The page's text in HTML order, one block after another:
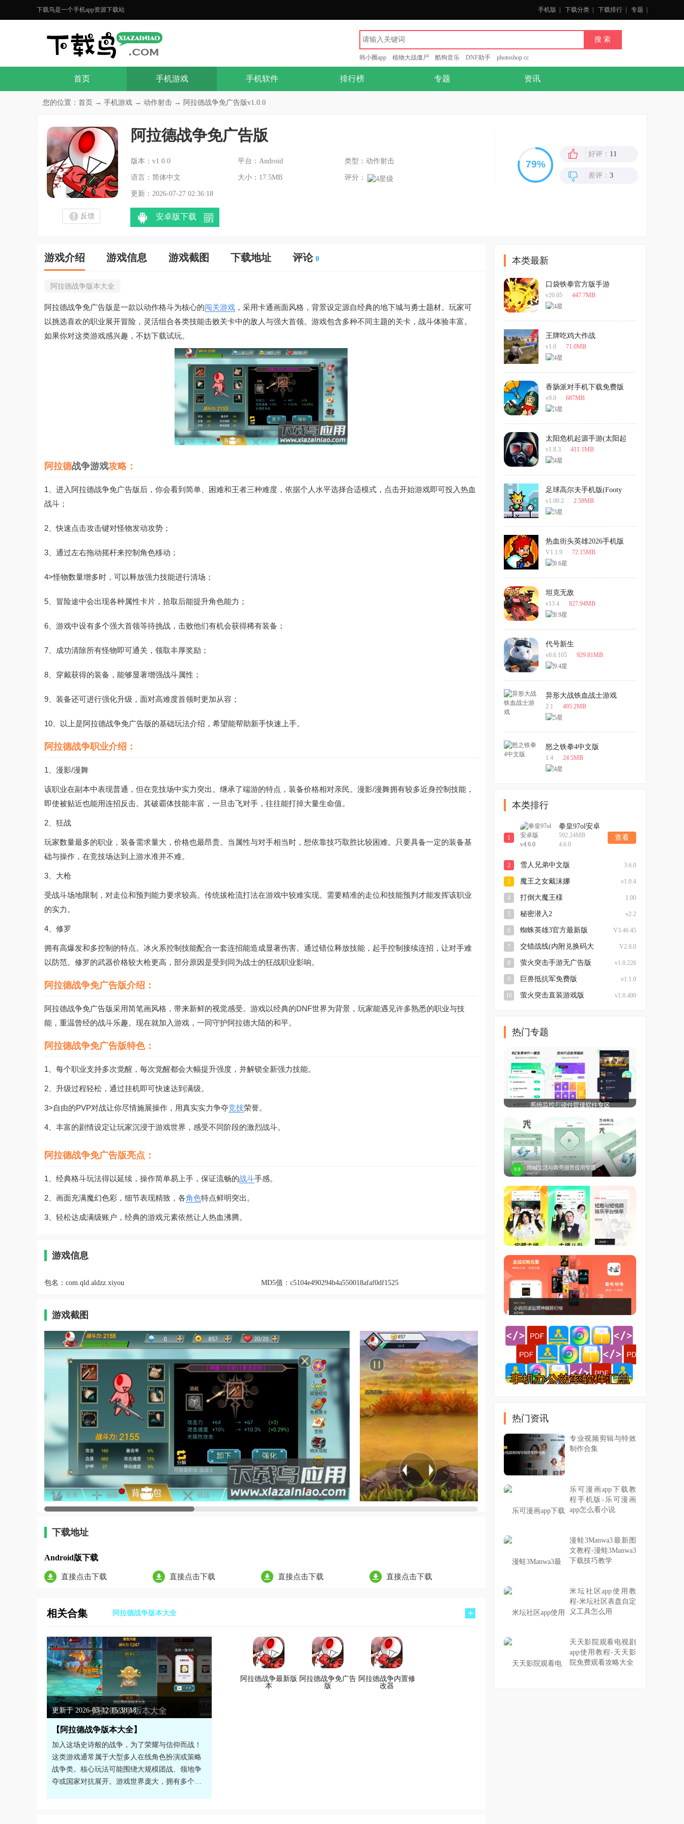
下载鸟是一个手机app资源下载站 手机版 下载分类 下载排行 专题
韩小圈app 植物大战僵尸 酷狗音乐 DNF助手 photoshop cc
首页 手机游戏 手机软件 排行榜 专题 资讯
您的位置： 首页 → 手机游戏 → 动作射击 → 阿拉德战争免广告版v1.0.0
阿拉德战争免广告版
版本：v1.0.0 平台：Android 类型：动作射击
语言：简体中文 大小：17.5MB 评分：
更新：2026-07-27 02:36:18
反馈 安卓版下载
好评： 11
差评： 3
游戏介绍 游戏信息 游戏截图 下载地址 评论 0
阿拉德战争版本大全
阿拉德战争免广告版是一款以动作格斗为核心的闯关游戏 ，采用卡通画面风格，背景设定源自经典的地下城与勇士题材。玩家可
以挑选喜欢的职业展开冒险，灵活组合各类技能击败关卡中的敌人与强大首领。游戏包含多种不同主题的关卡，战斗体验丰富。
如果你对这类游戏感兴趣，不妨下载试玩。
阿拉德战争游戏攻略：
1、进入阿拉德战争免广告版后，你会看到简单、困难和王者三种难度，依据个人水平选择合适模式，点击开始游戏即可投入热血
战斗；
2、快速点击攻击键对怪物发动攻势；
3、通过左右拖动摇杆来控制角色移动；
4>怪物数量增多时，可以释放强力技能进行清场；
5、冒险途中会出现各种属性卡片，拾取后能提升角色能力；
6、游戏中设有多个强大首领等待挑战，击败他们有机会获得稀有装备；
7、成功清除所有怪物即可通关，领取丰厚奖励；
8、穿戴获得的装备，能够显著增强战斗属性；
9、装备还可进行强化升级，面对高难度首领时更加从容；
10、以上是阿拉德战争免广告版的基础玩法介绍，希望能帮助新手快速上手。
阿拉德战争职业介绍：
1、漫影/漫舞
该职业在副本中表现普通，但在竞技场中实力突出。继承了端游的特点，装备价格相对亲民。漫影/漫舞拥有较多近身控制技能，
即使被贴近也能用连招反击。其破霸体技能丰富，一旦击飞对手，往往能打掉大量生命值。
2、狂战
玩家数量最多的职业，装备需求量大，价格也最昂贵。当属性与对手相当时，想依靠技巧取胜比较困难。只要具备一定的装备基
础与操作，在竞技场达到上游水准并不难。
3、大枪
受战斗场地限制，对走位和预判能力要求较高。传统拔枪流打法在游戏中较难实现。需要精准的走位和技能预判才能发挥该职业
的实力。
4、修罗
拥有高爆发和多控制的特点。冰火系控制技能配合一套连招能造成显著伤害。通过错位释放技能，起手控制接续连招，让对手难
以防范。修罗的武器价格较大枪更高，部分原因是受到同为战士的狂战职业影响。
阿拉德战争免广告版介绍：
阿拉德战争免广告版采用简笔画风格，带来新鲜的视觉感受。游戏以经典的DNF世界为背景，玩家能遇见许多熟悉的职业与技
能，重温曾经的战斗乐趣。现在就加入游戏，一同守护阿拉德大陆的和平。
阿拉德战争免广告版特色：
1、每个职业支持多次觉醒，每次觉醒都会大幅提升强度，并解锁全新强力技能。
2、升级过程轻松，通过挂机即可快速达到满级。
3>自由的PVP对战让你尽情施展操作，用真实实力争夺竞技荣誉。
4、丰富的剧情设定让玩家沉浸于游戏世界，感受不同阶段的激烈战斗。
阿拉德战争免广告版亮点：
1、经典格斗玩法得以延续，操作简单易上手，保证流畅的战斗手感。
2、画面充满魔幻色彩，细节表现精致，各角色特点鲜明突出。
3、轻松达成满级账户，经典的游戏元素依然让人热血沸腾。
游戏信息
包名： com.qld.aldzz.xiyou MD5值： c5104e490294b4a550018afaf0df1525
游戏截图
下载地址
Android版下载
直接点击下载 直接点击下载 直接点击下载 直接点击下载
相关合集 阿拉德战争版本大全 +
更新于 2026-03-12 15:38:18
【阿拉德战争版本大全】
加入这场史诗般的战争，为了荣耀与信仰而战！
这类游戏通常属于大型多人在线角色扮演或策略
战争类。核心玩法可能围绕大规模团战、领地争
夺或国家对抗展开。游戏世界庞大，拥有多个阵
阿拉德战争最新版
本
阿拉德战争免广告
版
阿拉德战争内置修
改器
本类最新
口袋铁拳官方版手游
v20.05 447.7MB
王牌吃鸡大作战
v1.0 71.0MB
香肠派对手机下载免费版
v9.0 687MB
太阳危机起源手游(太阳起
源)
v1.8.3 411.1MB
足球高尔夫手机版(Footy
Golf)
v1.00.2 2.59MB
热血街头英雄2026手机版
V1.1.9 72.15MB
坦克无敌
v13.4 827.94MB
代号新生
v0.6.105 929.81MB
异形大战铁血战士游戏
2.1 495.2MB
怒之铁拳4中文版
1.4 24.5MB
本类排行
1
拳皇97ol安卓
版v4.6.0
592.24MB
4.6.0
查看
2 雪人兄弟中文版 3.6.0
3 魔王之女戴沫娜 v1.0.4
4 打倒大魔王様 1.00
5 秘密潜入2 v2.2
6 蜘蛛英雄3官方最新版 V3.46.45
7
交错战线(内附兑换码大
V2.8.0
8 萤火突击手游无广告版 v1.0.226
9 巨兽抵抗军免费版 v1.1.0
10 萤火突击直装游戏版 v1.0.400
热门专题
热门资讯
专业视频剪辑与特效
制作合集
乐可漫画app下载教
程手机版-乐可漫画
app怎么看小说
漫蛙3Manwa3最新图
文教程-漫蛙3Manwa3
下载技巧教学
米坛社区app使用教
程-米坛社区表盘自定
义工具怎么用
天天影院观看电视剧
app使用教程-天天影
院免费观看攻略大全